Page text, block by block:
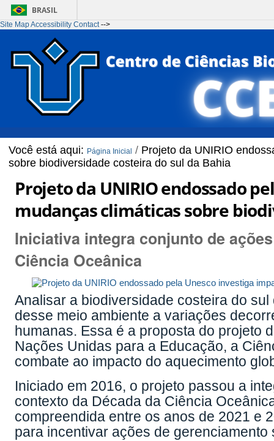
BRASIL
Ir para o conteúdo
Site MapAccessibility Contact-->
Você está aqui: Página Inicial / Projeto da UNIRIO
sobre biodiversidade costeira do sul da Bahia
Projeto da UNIRIO endossado
mudanças climáticas sobre
Iniciativa integra conjunto de
Ciência Oceânica
Analisar a biodiversidade costeira do
desse meio ambiente a variações
humanas. Essa é a proposta do projeto
Nações Unidas para a Educação, a
combate ao impacto do aquecimento
Iniciado em 2016, o projeto passou a
contexto da Década da Ciência
compreendida entre os anos de 2021 e
para incentivar ações de